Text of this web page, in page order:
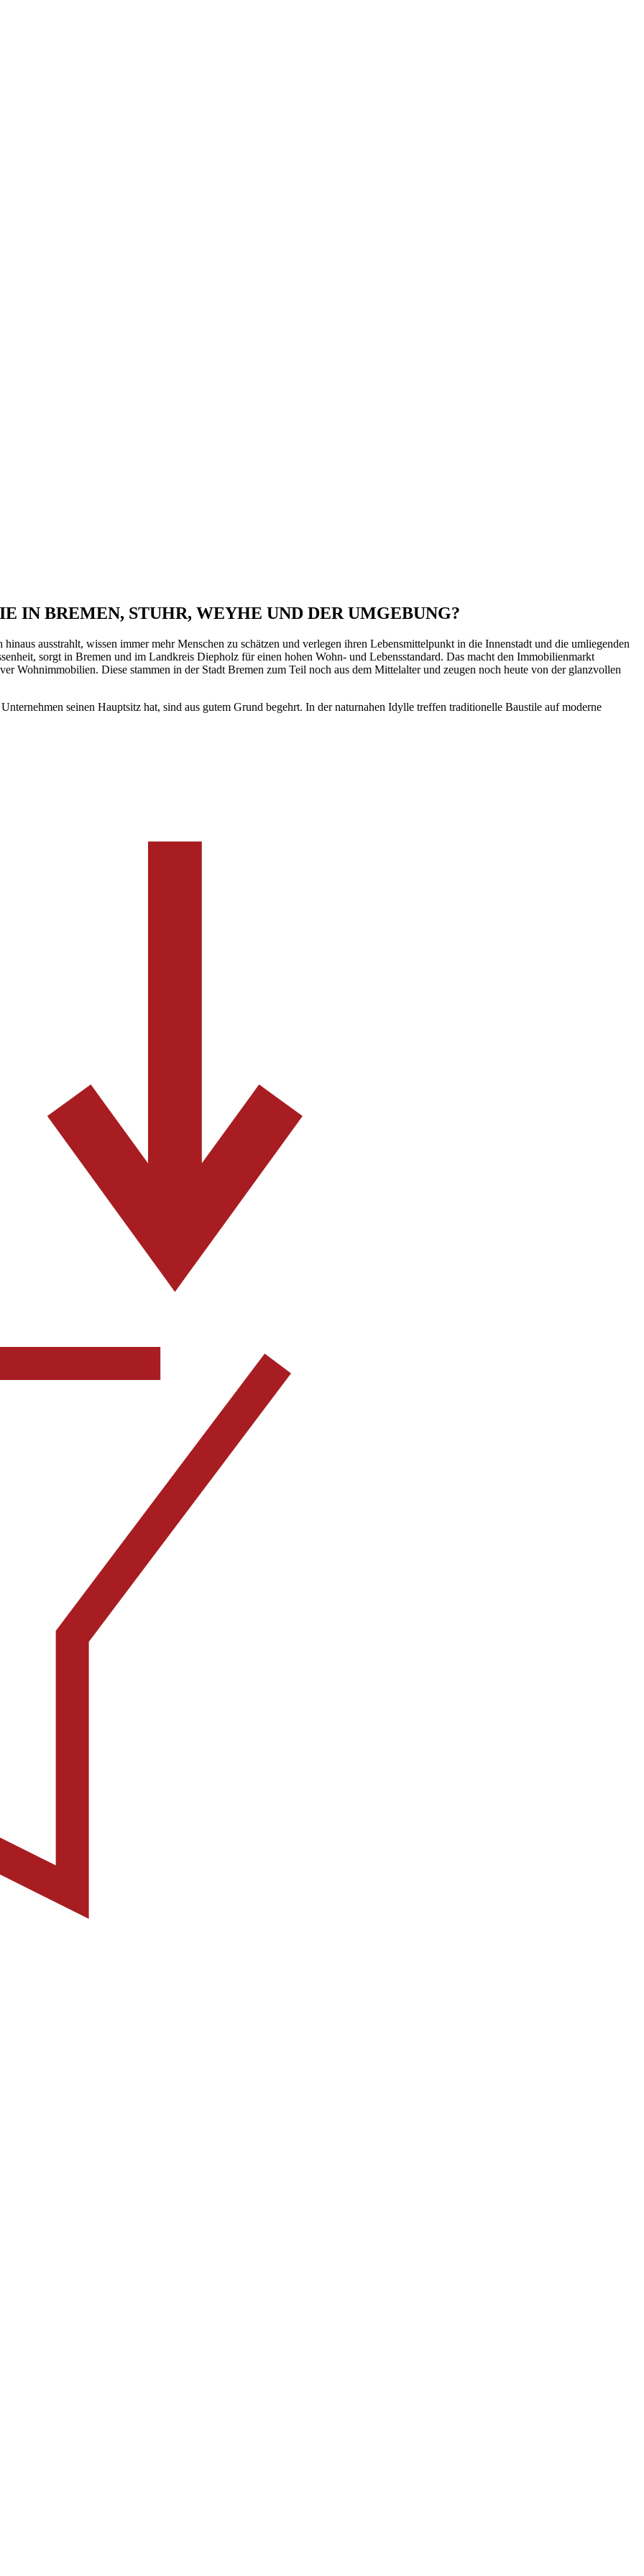
IN BREMEN, STUHR, WEYHE UND DER UMGEBUNG?
ausstrahlt, wissen immer mehr Menschen zu schätzen und verlegen ihren Lebensmittelpunkt in die Innenstadt und die umliegenden
sorgt in Bremen und im Landkreis Diepholz für einen hohen Wohn- und Lebensstandard. Das macht den Immobilienmarkt
Wohnimmobilien. Diese stammen in der Stadt Bremen zum Teil noch aus dem Mittelalter und zeugen noch heute von der glanzvollen
seinen Hauptsitz hat, sind aus gutem Grund begehrt. In der naturnahen Idylle treffen traditionelle Baustile auf moderne